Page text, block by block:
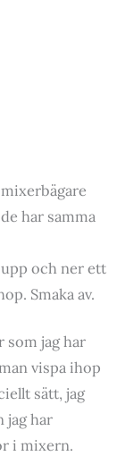
har samma
och ner ett
Smaka av.
som jag har
vispa ihop
sätt, jag
jag har
i mixern.